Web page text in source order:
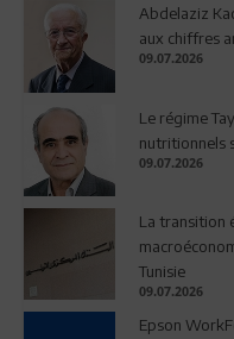
Abdelaziz
aux chiffres
09.07.2026
Le régime
nutritionnels
09.07.2026
La transition
Tunisie
09.07.2026
Epson